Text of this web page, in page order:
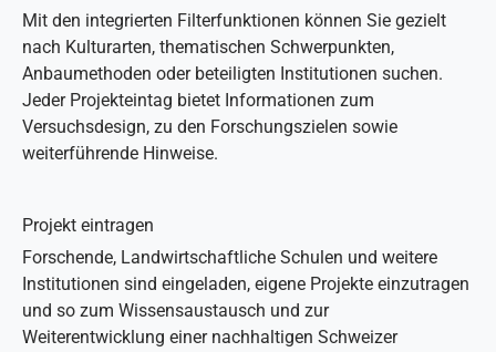
Mit den integrierten Filterfunktionen können Sie gezielt
nach Kulturarten, thematischen Schwerpunkten,
Anbaumethoden oder beteiligten Institutionen suchen.
Jeder Projekteintag bietet Informationen zum
Versuchsdesign, zu den Forschungszielen sowie
weiterführende Hinweise.
Projekt eintragen
Forschende, Landwirtschaftliche Schulen und weitere
Institutionen sind eingeladen, eigene Projekte einzutragen
und so zum Wissensaustausch und zur
Weiterentwicklung einer nachhaltigen Schweizer